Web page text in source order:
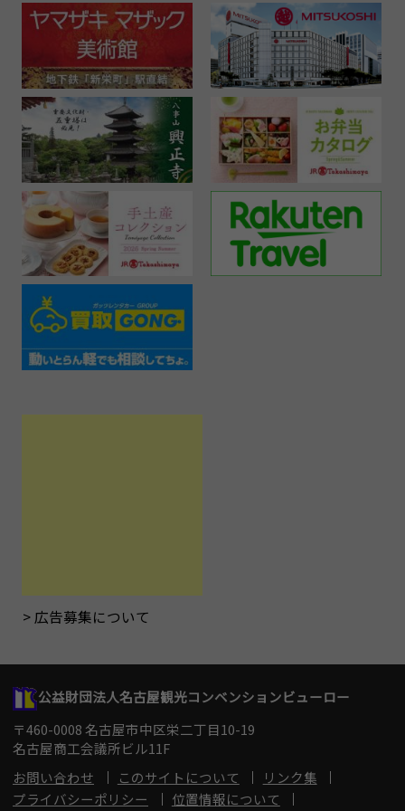
広告募集について
公益財団法人名古屋観光コンベンションビューロー
〒460-0008 名古屋市中区栄二丁目10-19
名古屋商工会議所ビル11F
お問い合わせ
このサイトについて
リンク集
プライバシーポリシー
位置情報について